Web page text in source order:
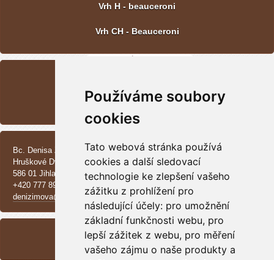
Používáme soubory
cookies
Tato webová stránka používá
cookies a další sledovací
technologie ke zlepšení vašeho
zážitku z prohlížení pro
následující účely: pro umožnění
základní funkčnosti webu, pro
lepší zážitek z webu, pro měření
vašeho zájmu o naše produkty a
Vrh H - beauceroni
Vrh CH - Beauceroni
Bc. Denisa Zimová
Hruškové Dvory 370 E
586 01 Jihlava
+420 777 890 137
denizimova@seznam.cz
ARCHIV
<< září /2025 >>